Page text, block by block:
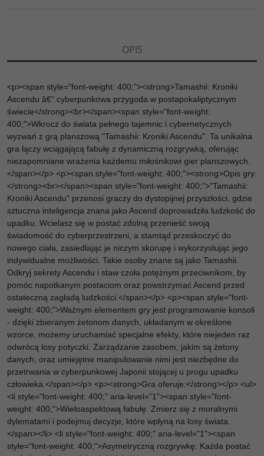
OPIS
<p><span style="font-weight: 400;"><strong>Tamashii: Kroniki
Ascendu â€“ cyberpunkowa przygoda w postapokaliptycznym
świecie</strong><br></span><span style="font-weight:
400;">Wkrocz do świata pełnego tajemnic i cybernetycznych
wyzwań z grą planszową "Tamashii: Kroniki Ascendu". Ta unikalna
gra łączy wciągającą fabułę z dynamiczną rozgrywką, oferując
niezapomniane wrażenia każdemu miłośnikowi gier planszowych.
</span></p> <p><span style="font-weight: 400;"><strong>Opis gry:
</strong><br></span><span style="font-weight: 400;">"Tamashii:
Kroniki Ascendu" przenosi graczy do dystopijnej przyszłości, gdzie
sztuczna inteligencja znana jako Ascend doprowadziła ludzkość do
upadku. Wcielasz się w postać zdolną przenieść swoją
świadomość do cyberprzestrzeni, a stamtąd przeskoczyć do
nowego ciała, zasiedlając je niczym skorupę i wykorzystując jego
indywidualne możliwości. Takie osoby znane są jako Tamashii.
Odkryj sekrety Ascendu i staw czoła potężnym przeciwnikom, by
pomóc napotkanym postaciom oraz powstrzymać Ascend przed
ostateczną zagładą ludzkości.</span></p> <p><span style="font-
weight: 400;">Ważnym elementem gry jest programowanie konsoli
- dzięki zbieranym żetonom danych, układanym w określone
wzorce, możemy uruchamiać specjalne efekty, które niejeden raz
odwrócą losy potyczki. Zarządzanie zasobem, jakim są żetony
danych, oraz umiejętne manipulowanie nimi jest niezbędne do
przetrwania w cyberpunkowej Japonii stojącej u progu upadku
człowieka.</span></p> <p><strong>Gra oferuje:</strong></p> <ul>
<li style="font-weight: 400;" aria-level="1"><span style="font-
weight: 400;">Wieloaspektową fabułę: Zmierz się z moralnymi
dylematami i podejmuj decyzje, które wpłyną na losy świata.
</span></li> <li style="font-weight: 400;" aria-level="1"><span
style="font-weight: 400;">Asymetryczną rozgrywkę: Każda postać